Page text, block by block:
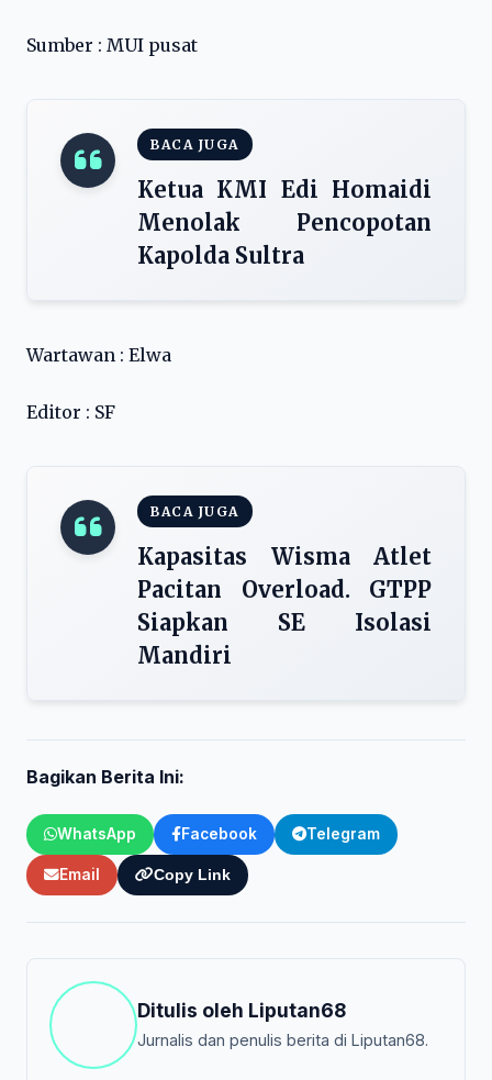
Sumber : MUI pusat
BACA JUGA
Ketua KMI Edi Homaidi
Menolak Pencopotan
Kapolda Sultra
Wartawan : Elwa
Editor : SF
BACA JUGA
Kapasitas Wisma Atlet
Pacitan Overload. GTPP
Siapkan SE Isolasi
Mandiri
Bagikan Berita Ini:
WhatsApp Facebook Telegram
Email Copy Link
Ditulis oleh Liputan68
Jurnalis dan penulis berita di Liputan68.